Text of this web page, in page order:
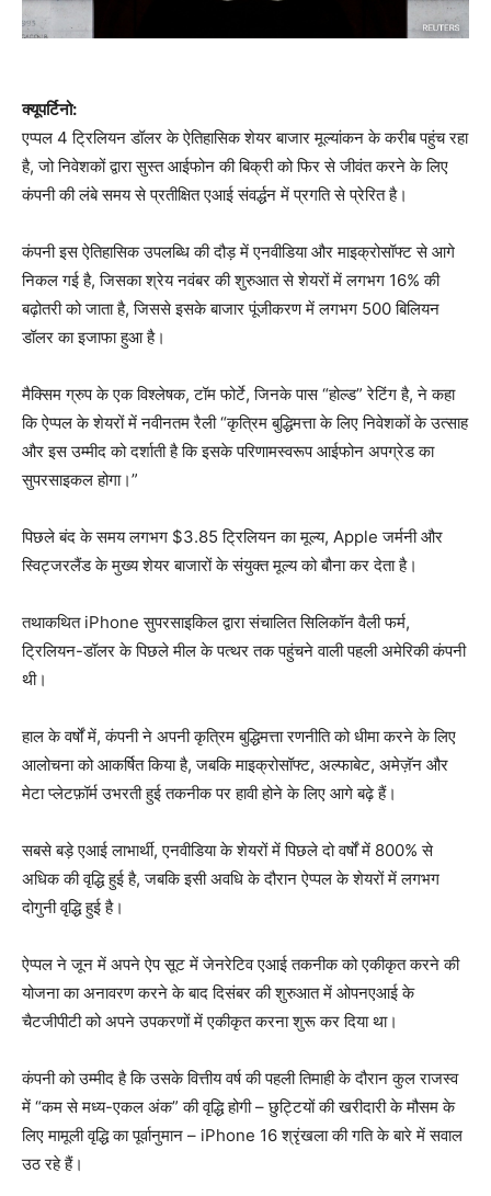
क्यूपर्टिनो:
एप्पल 4 ट्रिलियन डॉलर के ऐतिहासिक शेयर बाजार मूल्यांकन के करीब पहुंच रहा
है, जो निवेशकों द्वारा सुस्त आईफोन की बिक्री को फिर से जीवंत करने के लिए
कंपनी की लंबे समय से प्रतीक्षित एआई संवर्द्धन में प्रगति से प्रेरित है।
कंपनी इस ऐतिहासिक उपलब्धि की दौड़ में एनवीडिया और माइक्रोसॉफ्ट से आगे
निकल गई है, जिसका श्रेय नवंबर की शुरुआत से शेयरों में लगभग 16% की
बढ़ोतरी को जाता है, जिससे इसके बाजार पूंजीकरण में लगभग 500 बिलियन
डॉलर का इजाफा हुआ है।
मैक्सिम ग्रुप के एक विश्लेषक, टॉम फोर्टे, जिनके पास “होल्ड” रेटिंग है, ने कहा
कि ऐप्पल के शेयरों में नवीनतम रैली “कृत्रिम बुद्धिमत्ता के लिए निवेशकों के उत्साह
और इस उम्मीद को दर्शाती है कि इसके परिणामस्वरूप आईफोन अपग्रेड का
सुपरसाइकल होगा।”
पिछले बंद के समय लगभग $3.85 ट्रिलियन का मूल्य, Apple जर्मनी और
स्विट्जरलैंड के मुख्य शेयर बाजारों के संयुक्त मूल्य को बौना कर देता है।
तथाकथित iPhone सुपरसाइकिल द्वारा संचालित सिलिकॉन वैली फर्म,
ट्रिलियन-डॉलर के पिछले मील के पत्थर तक पहुंचने वाली पहली अमेरिकी कंपनी
थी।
हाल के वर्षों में, कंपनी ने अपनी कृत्रिम बुद्धिमत्ता रणनीति को धीमा करने के लिए
आलोचना को आकर्षित किया है, जबकि माइक्रोसॉफ्ट, अल्फाबेट, अमेज़ॅन और
मेटा प्लेटफ़ॉर्म उभरती हुई तकनीक पर हावी होने के लिए आगे बढ़े हैं।
सबसे बड़े एआई लाभार्थी, एनवीडिया के शेयरों में पिछले दो वर्षों में 800% से
अधिक की वृद्धि हुई है, जबकि इसी अवधि के दौरान ऐप्पल के शेयरों में लगभग
दोगुनी वृद्धि हुई है।
ऐप्पल ने जून में अपने ऐप सूट में जेनरेटिव एआई तकनीक को एकीकृत करने की
योजना का अनावरण करने के बाद दिसंबर की शुरुआत में ओपनएआई के
चैटजीपीटी को अपने उपकरणों में एकीकृत करना शुरू कर दिया था।
कंपनी को उम्मीद है कि उसके वित्तीय वर्ष की पहली तिमाही के दौरान कुल राजस्व
में “कम से मध्य-एकल अंक” की वृद्धि होगी – छुट्टियों की खरीदारी के मौसम के
लिए मामूली वृद्धि का पूर्वानुमान – iPhone 16 श्रृंखला की गति के बारे में सवाल
उठ रहे हैं।